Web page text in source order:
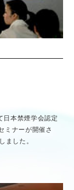
日本禁煙学会認定
ミナーが開催さ
ました。